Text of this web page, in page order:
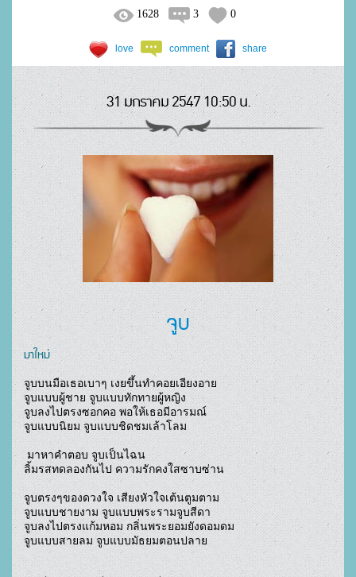
1628 3 0
love comment share
31 มกราคม 2547 10:50 น.
จูบ
มาใหม่
จูบบนมือเธอเบาๆ เงยขึ้นทำคอยเอียงอาย
จูบแบบผู้ชาย จูบแบบทักทายผู้หญิง
จูบลงไปตรงซอกคอ พอให้เธอมีอารมณ์
จูบแบบนิยม จูบแบบชิดชมเล้าโลม
ลิ้มรสทดลองกันไป ความรักคงใสซาบซ่าน
จูบตรงๆของดวงใจ เสียงหัวใจเต้นตูมตาม
จูบแบบชายงาม จูบแบบพระรามจูบสีดา
จูบลงไปตรงแก้มหอม กลิ่นพระยอมยังดอมดม
จูบแบบสายลม จูบแบบมัธยมตอนปลาย